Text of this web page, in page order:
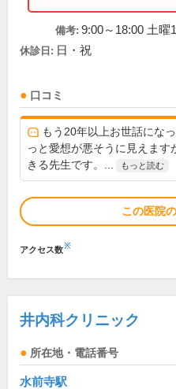
備考: 9:00～18:00 土曜
休診日: 日・祝
口コミ
もう20年以上お世話にな
っと愛想が悪そうに見えま
きる先生です。...
もっと読む
この医院
アクセス数※
井内科クリニック
所在地・電話番号
水前寺駅